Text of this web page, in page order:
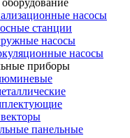
насосы
станции
насосы
насосы
приборы
панельные